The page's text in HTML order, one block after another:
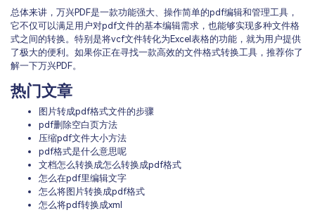
总体来讲，万兴PDF是一款功能强大、操作简单的pdf编辑和管理工具，
它不仅可以满足用户对pdf文件的基本编辑需求，也能够实现多种文件格
式之间的转换。特别是将vcf文件转化为Excel表格的功能，就为用户提供
了极大的便利。如果你正在寻找一款高效的文件格式转换工具，推荐你了
解一下万兴PDF。
热门文章
图片转成pdf格式文件的步骤
pdf删除空白页方法
压缩pdf文件大小方法
pdf格式是什么意思呢
文档怎么转换成怎么转换成pdf格式
怎么在pdf里编辑文字
怎么将图片转换成pdf格式
怎么将pdf转换成xml